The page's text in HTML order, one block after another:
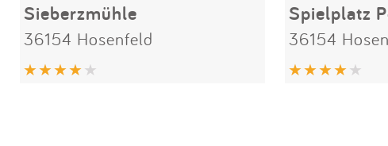
Sieberzmühle
36154 Hosenfeld
Spielplatz
36154